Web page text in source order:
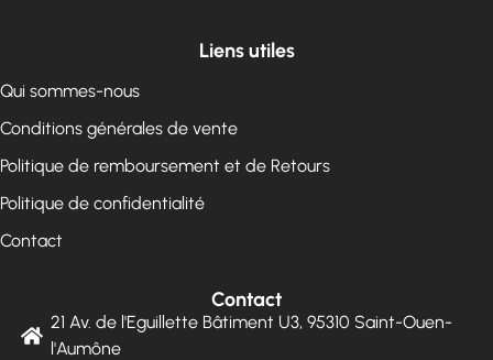
Liens utiles
Qui sommes-nous
Conditions générales de vente
Politique de remboursement et de Retours
Politique de confidentialité
Contact
Contact
21 Av. de l'Eguillette Bâtiment U3, 95310 Saint-Ouen-
l'Aumône